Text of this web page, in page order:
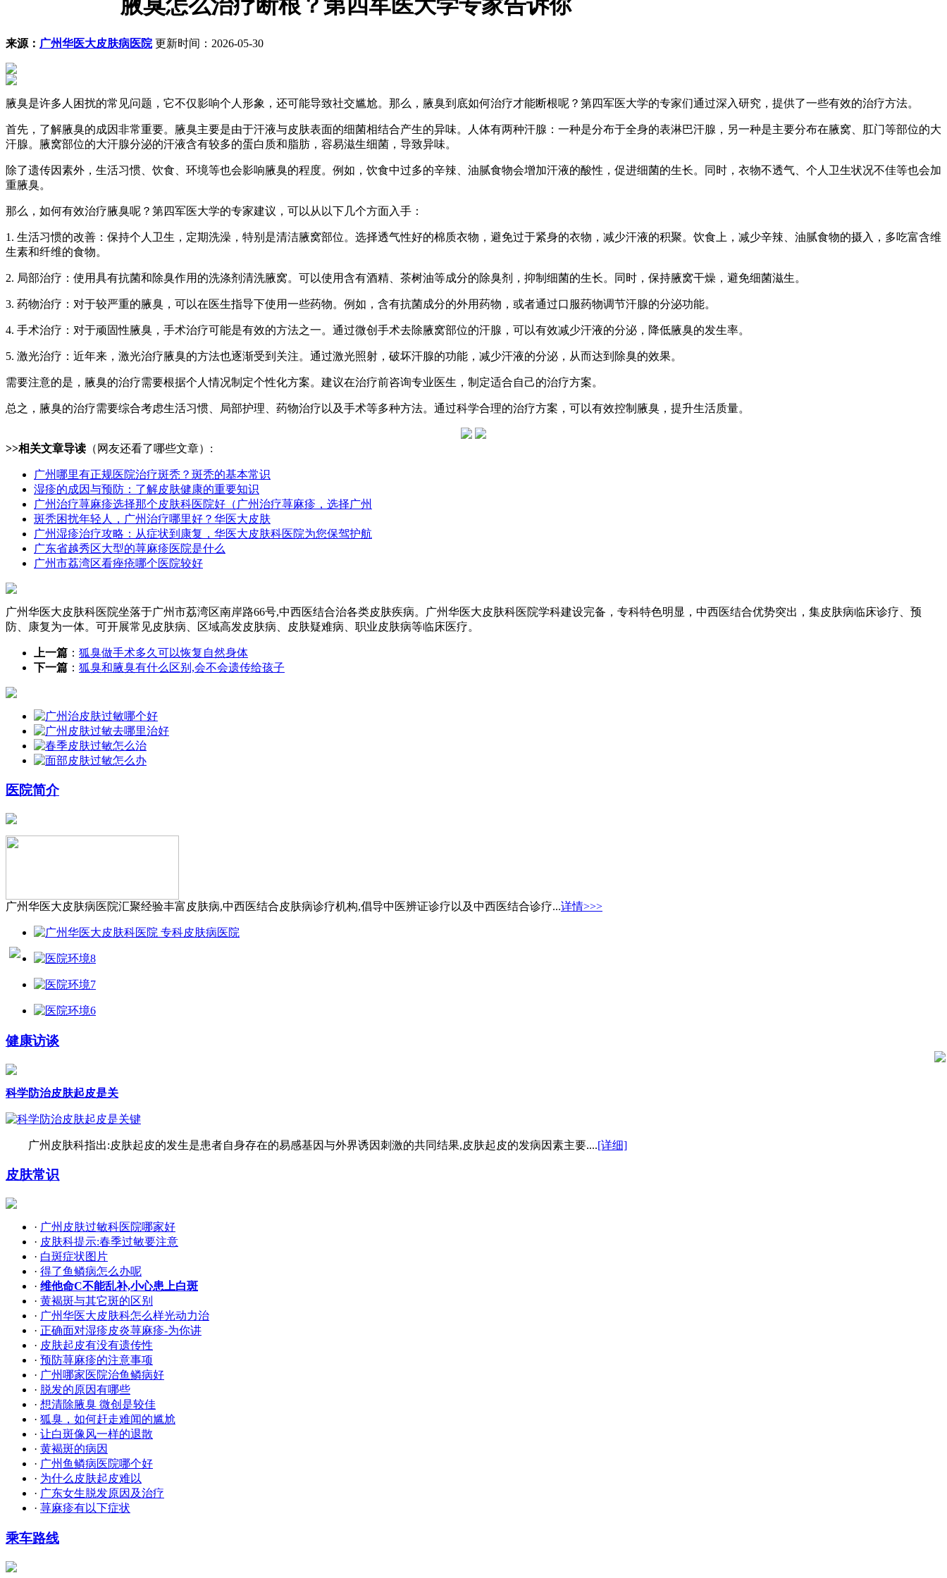
腋臭怎么治疗断根？第四军医大学专家告诉你
来源： 广州华医大皮肤病医院更新时间：2026-05-30
腋臭是许多人困扰的常见问题，它不仅影响个人形象，还可能导致社交尴尬。那么，腋臭到底如何治疗才能断根呢？第四军医大学的专家们通过深入研究，提供了一些有效的治疗方法。
首先，了解腋臭的成因非常重要。腋臭主要是由于汗液与皮肤表面的细菌相结合产生的异味。人体有两种汗腺：一种是分布于全身的表淋巴汗腺，另一种是主要分布在腋窝、肛门等部位的大
汗腺。腋窝部位的大汗腺分泌的汗液含有较多的蛋白质和脂肪，容易滋生细菌，导致异味。
除了遗传因素外，生活习惯、饮食、环境等也会影响腋臭的程度。例如，饮食中过多的辛辣、油腻食物会增加汗液的酸性，促进细菌的生长。同时，衣物不透气、个人卫生状况不佳等也会加
重腋臭。
那么，如何有效治疗腋臭呢？第四军医大学的专家建议，可以从以下几个方面入手：
1. 生活习惯的改善：保持个人卫生，定期洗澡，特别是清洁腋窝部位。选择透气性好的棉质衣物，避免过于紧身的衣物，减少汗液的积聚。饮食上，减少辛辣、油腻食物的摄入，多吃富含维
生素和纤维的食物。
2. 局部治疗：使用具有抗菌和除臭作用的洗涤剂清洗腋窝。可以使用含有酒精、茶树油等成分的除臭剂，抑制细菌的生长。同时，保持腋窝干燥，避免细菌滋生。
3. 药物治疗：对于较严重的腋臭，可以在医生指导下使用一些药物。例如，含有抗菌成分的外用药物，或者通过口服药物调节汗腺的分泌功能。
4. 手术治疗：对于顽固性腋臭，手术治疗可能是有效的方法之一。通过微创手术去除腋窝部位的汗腺，可以有效减少汗液的分泌，降低腋臭的发生率。
5. 激光治疗：近年来，激光治疗腋臭的方法也逐渐受到关注。通过激光照射，破坏汗腺的功能，减少汗液的分泌，从而达到除臭的效果。
需要注意的是，腋臭的治疗需要根据个人情况制定个性化方案。建议在治疗前咨询专业医生，制定适合自己的治疗方案。
总之，腋臭的治疗需要综合考虑生活习惯、局部护理、药物治疗以及手术等多种方法。通过科学合理的治疗方案，可以有效控制腋臭，提升生活质量。
>>相关文章导读 （网友还看了哪些文章）:
广州哪里有正规医院治疗斑秃？斑秃的基本常识
湿疹的成因与预防：了解皮肤健康的重要知识
广州治疗荨麻疹选择那个皮肤科医院好（广州治疗荨麻疹，选择广州
斑秃困扰年轻人，广州治疗哪里好？华医大皮肤
广州湿疹治疗攻略：从症状到康复，华医大皮肤科医院为您保驾护航
广东省越秀区大型的荨麻疹医院是什么
广州市荔湾区看痤疮哪个医院较好
广州华医大皮肤科医院坐落于广州市荔湾区南岸路66号,中西医结合治各类皮肤疾病。广州华医大皮肤科医院学科建设完备，专科特色明显，中西医结合优势突出，集皮肤病临床诊疗、预
防、康复为一体。可开展常见皮肤病、区域高发皮肤病、皮肤疑难病、职业皮肤病等临床医疗。
上一篇 ： 狐臭做手术多久可以恢复自然身体
下一篇 ： 狐臭和腋臭有什么区别,会不会遗传给孩子
医院简介
广州华医大皮肤病医院汇聚经验丰富皮肤病,中西医结合皮肤病诊疗机构,倡导中医辨证诊疗以及中西医结合诊疗...详情>>>
健康访谈
科学防治皮肤起皮是关
广州皮肤科指出:皮肤起皮的发生是患者自身存在的易感基因与外界诱因刺激的共同结果,皮肤起皮的发病因素主要....[详细]
皮肤常识
· 广州皮肤过敏科医院哪家好
· 皮肤科提示:春季过敏要注意
· 白斑症状图片
· 得了鱼鳞病怎么办呢
· 维他命C不能乱补,小心患上白斑
· 黄褐斑与其它斑的区别
· 广州华医大皮肤科怎么样光动力治
· 正确面对湿疹皮炎荨麻疹-为你讲
· 皮肤起皮有没有遗传性
· 预防荨麻疹的注意事项
· 广州哪家医院治鱼鳞病好
· 脱发的原因有哪些
· 想清除腋臭 微创是较佳
· 狐臭，如何赶走难闻的尴尬
· 让白斑像风一样的退散
· 黄褐斑的病因
· 广州鱼鳞病医院哪个好
· 为什么皮肤起皮难以
· 广东女生脱发原因及治疗
· 荨麻疹有以下症状
乘车路线